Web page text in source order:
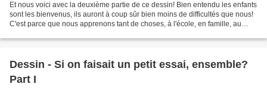
Et nous voici avec la deuxième partie de ce dessin! Bien entendu les enfants
sont les bienvenus, ils auront à coup sûr bien moins de difficultés que nous!
C'est parce que nous apprenons tant de choses, à l'école, en famille, au
Dessin - Si on faisait un petit essai, ensemble?
Part I